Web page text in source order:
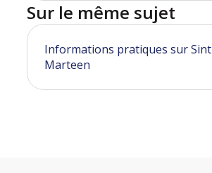
Sur le même sujet
Informations pratiques sur Sint
Marteen